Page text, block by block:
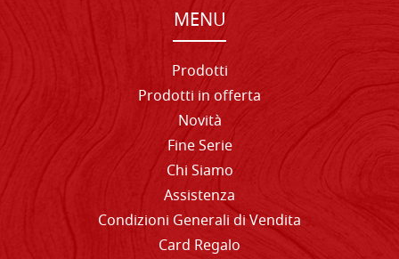
MENU
Prodotti
Prodotti in offerta
Novità
Fine Serie
Chi Siamo
Assistenza
Condizioni Generali di Vendita
Card Regalo